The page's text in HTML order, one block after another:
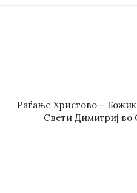
Раѓање Христово – Божик
Свети Димитриј во